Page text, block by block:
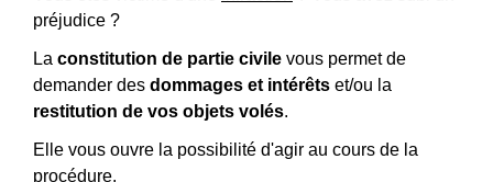
préjudice ?
La constitution de partie civile vous permet de
demander des dommages et intérêts et/ou la
restitution de vos objets volés.
Elle vous ouvre la possibilité d'agir au cours de la
procédure.